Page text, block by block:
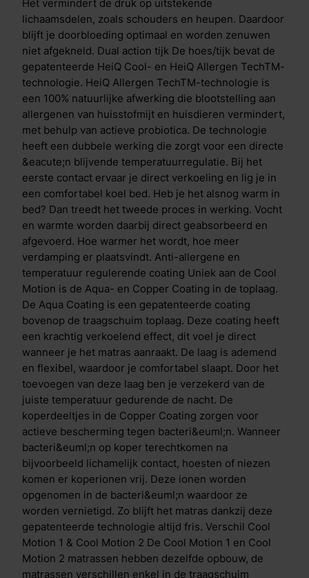
een krachtig verkoelend effect, dit voel je direct
wanneer je het matras aanraakt. De laag is ademend
en flexibel, waardoor je comfortabel slaapt. Door het
toevoegen van deze laag ben je verzekerd van de
juiste temperatuur gedurende de nacht. De
koperdeeltjes in de Copper Coating zorgen voor
actieve bescherming tegen bacteri&euml;n. Wanneer
bacteri&euml;n op koper terechtkomen na
bijvoorbeeld lichamelijk contact, hoesten of niezen
komen er koperionen vrij. Deze ionen worden
opgenomen in de bacteri&euml;n waardoor ze
worden vernietigd. Zo blijft het matras dankzij deze
gepatenteerde technologie altijd fris. Verschil Cool
Motion 1 & Cool Motion 2 De Cool Motion 1 en Cool
Motion 2 matrassen hebben dezelfde opbouw, de
matrassen verschillen enkel in de traagschuim
toplaag. De Cool Motion 1 heeft een zachte toplaag,
terwijl de Cool Motion 2 een stevige toplaag heeft.
Het vermindert de druk op uitstekende
lichaamsdelen, zoals schouders en heupen. Daardoor
blijft je doorbloeding optimaal en worden zenuwen
niet afgekneld. Dual action tijk De hoes/tijk bevat de
gepatenteerde HeiQ Cool- en HeiQ Allergen TechTM-
technologie. HeiQ Allergen TechTM-technologie is
een 100% natuurlijke afwerking die blootstelling aan
allergenen van huisstofmijt en huisdieren vermindert,
met behulp van actieve probiotica. De technologie
heeft een dubbele werking die zorgt voor een directe
&eacute;n blijvende temperatuurregulatie. Bij het
eerste contact ervaar je direct verkoeling en lig je in
een comfortabel koel bed. Heb je het alsnog warm in
bed? Dan treedt het tweede proces in werking. Vocht
en warmte worden daarbij direct geabsorbeerd en
afgevoerd. Hoe warmer het wordt, hoe meer
verdamping er plaatsvindt. Anti-allergene en
temperatuur regulerende coating Uniek aan de Cool
Motion is de Aqua- en Copper Coating in de toplaag.
De Aqua Coating is een gepatenteerde coating
bovenop de traagschuim toplaag. Deze coating heeft
een krachtig verkoelend effect, dit voel je direct
wanneer je het matras aanraakt. De laag is ademend
en flexibel, waardoor je comfortabel slaapt. Door het
toevoegen van deze laag ben je verzekerd van de
juiste temperatuur gedurende de nacht. De
koperdeeltjes in de Copper Coating zorgen voor
actieve bescherming tegen bacteri&euml;n. Wanneer
bacteri&euml;n op koper terechtkomen na
bijvoorbeeld lichamelijk contact, hoesten of niezen
komen er koperionen vrij. Deze ionen worden
opgenomen in de bacteri&euml;n waardoor ze
worden vernietigd. Zo blijft het matras dankzij deze
gepatenteerde technologie altijd fris. Verschil Cool
Motion 1 & Cool Motion 2 De Cool Motion 1 en Cool
Motion 2 matrassen hebben dezelfde opbouw, de
matrassen verschillen enkel in de traagschuim